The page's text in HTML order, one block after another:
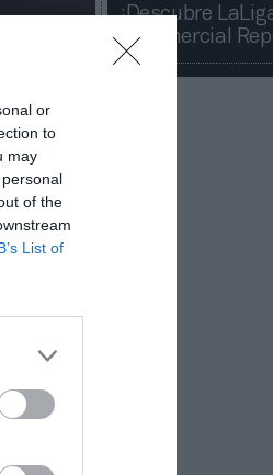
or
to
may
of the
List of
NCAA
¡Descubre
Commercial